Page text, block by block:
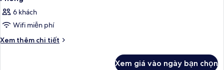
6 khách
Wifi miễn phí
Xem thêm chi tiết
Chi
Xem giá vào ngày bạn chọn